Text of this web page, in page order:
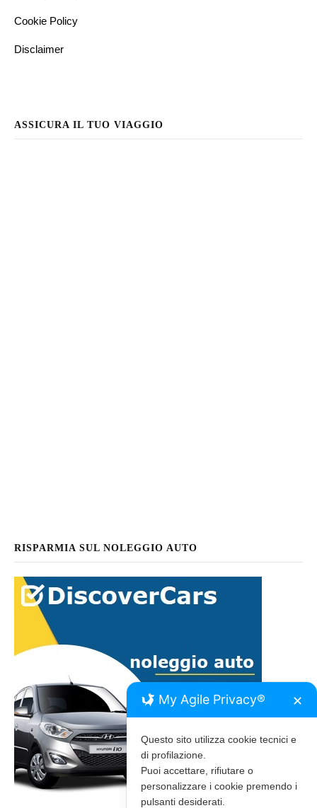
Cookie Policy
Disclaimer
ASSICURA IL TUO VIAGGIO
RISPARMIA SUL NOLEGGIO AUTO
My Agile Privacy® ✕
Questo sito utilizza cookie tecnici e
di profilazione.
Puoi accettare, rifiutare o
personalizzare i cookie premendo i
pulsanti desiderati.